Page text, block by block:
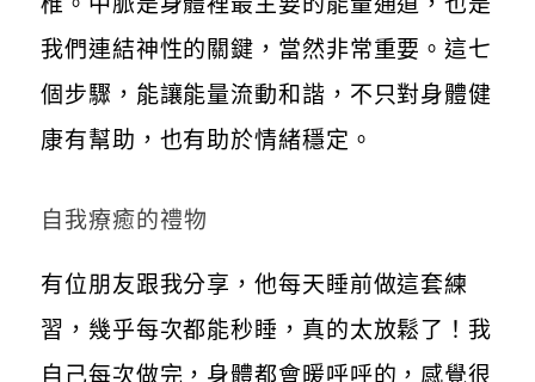
我們連結神性的關鍵，當然非常重要。這七
個步驟，能讓能量流動和諧，不只對身體健
康有幫助，也有助於情緒穩定。
自我療癒的禮物
有位朋友跟我分享，他每天睡前做這套練
習，幾乎每次都能秒睡，真的太放鬆了！我
自己每次做完，身體都會暖呼呼的，感覺很